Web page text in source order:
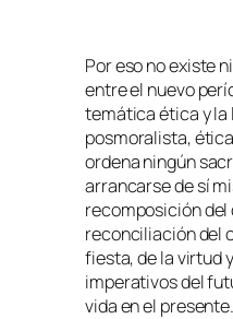
Por eso no existe
entre el nuevo
temática ética y la
posmoralista,
ordena ningún
arrancarse de sí
recomposición
reconciliación del
fiesta, de la virtud
imperativos del
vida en el presente.